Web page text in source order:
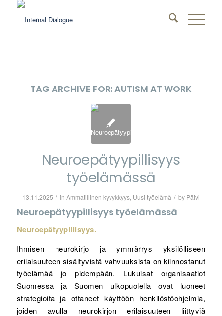
TAG ARCHIVE FOR:AUTISM AT WORK
Neuroepätyypillisyys
työelämässä
13.11.2025 / in Ammatillinen kyvykkyys, Uusi työelämä / by Päivi
Neuroepätyypillisyys työelämässä
Neuroepätyypillisyys.
Ihmisen neurokirjo ja ymmärrys yksilölliseen
erilaisuuteen sisältyvistä vahvuuksista on kiinnostanut
työelämää jo pidempään. Lukuisat organisaatiot
Suomessa ja Suomen ulkopuolella ovat luoneet
strategioita ja ottaneet käyttöön henkilöstöohjelmia,
joiden avulla neurokirjon erilaisuuteen liittyviä